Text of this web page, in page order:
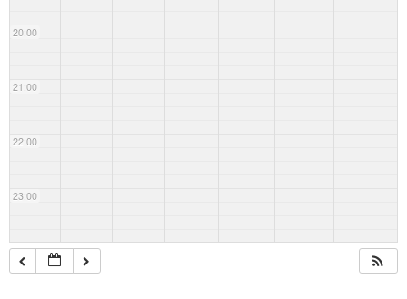
20:00
21:00
22:00
23:00